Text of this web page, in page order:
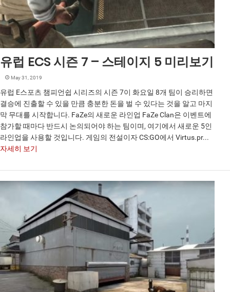
유럽 ECS 시즌 7 – 스테이지 5 미리보기
May 31, 2019
유럽 E스포츠 챔피언쉽 시리즈의 시즌 7이 화요일 8개 팀이 승리하면
결승에 진출할 수 있을 만큼 충분한 돈을 벌 수 있다는 것을 알고 마지
막 무대를 시작합니다. FaZe의 새로운 라인업 FaZe Clan은 이벤트에
참가할 때마다 반드시 논의되어야 하는 팀이며, 여기에서 새로운 5인
라인업을 사용할 것입니다. 게임의 전설이자 CS:GO에서 Virtus.pr...
자세히 보기